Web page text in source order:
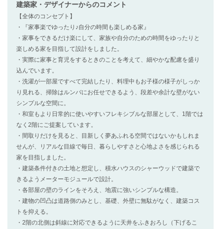
建築家・デザイナーからのコメント
【全体のコンセプト】
・『家事楽でゆったり♪自分の時間も楽しめる家』
・家事をできるだけ楽にして、家族や自分のための時間をゆったりと
楽しめる家を目指して設計をしました。
・実際に家事と育児をするときのことを考えて、細やかな配慮を盛り
込んでいます。
・洗濯が一部屋ですべて完結したり、料理中もお子様の様子がしっか
り見れる、掃除はルンバにお任せできるよう、段差や余計な壁がない
シンプルな空間に。
・和室もより日常的に使いやすいフレキシブルな部屋として、1階では
なく2階にご提案しています。
・間取りだけを見ると、目新しく夢あふれる空間ではないかもしれま
せんが、リアルな目線で毎日、暮らしやすさと心地よさを感じられる
家を目指しました。
・建築条件付きの土地と想定し、積水ハウスのシャーウッドで建築で
きるようメーターモジュールで設計。
・各部屋の壁のラインをそろえ、地震に強いシンプルな構造。
・建物の凹凸は道路側のみとし、基礎、外壁に無駄がなく、建築コス
トを抑える。
・2階の北側は斜線に対応できるように天井をふきおろし（下げるこ